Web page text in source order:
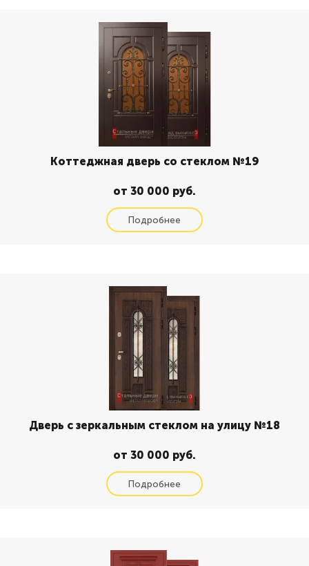
Коттеджная дверь со стеклом №19
от 30 000 руб.
Дверь с зеркальным стеклом на улицу №18
от 30 000 руб.